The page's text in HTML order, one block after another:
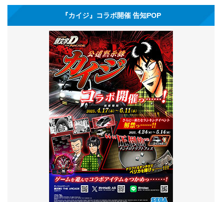
『カイジ』コラボ開催 告知POP